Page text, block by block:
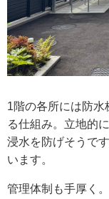
1階の各所には防
る仕組み。立地的
浸水を防げそうで
います。
管理体制も手厚く。